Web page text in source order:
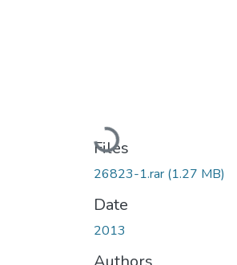
Loading...
Files
26823-1.rar (1.27 MB)
Date
2013